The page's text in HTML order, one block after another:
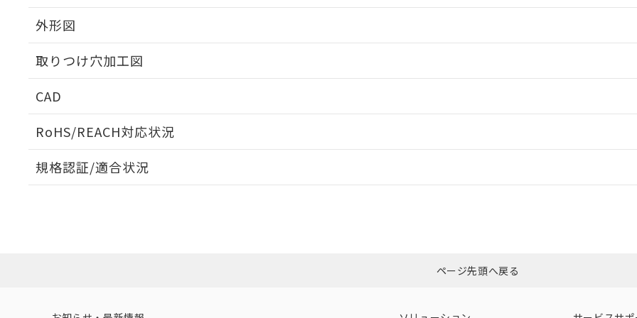
外形図
取りつけ穴加工図
CAD
RoHS/REACH対応状況
EU RoHS 注意事項・凡例
ダウンロードはこちら
規格認証/適合状況
（イギリス
（ノルウェー
（日本
（アメリカ
ページ先頭へ戻る